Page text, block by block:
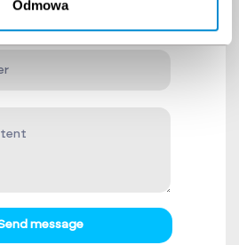
Odmowa
message